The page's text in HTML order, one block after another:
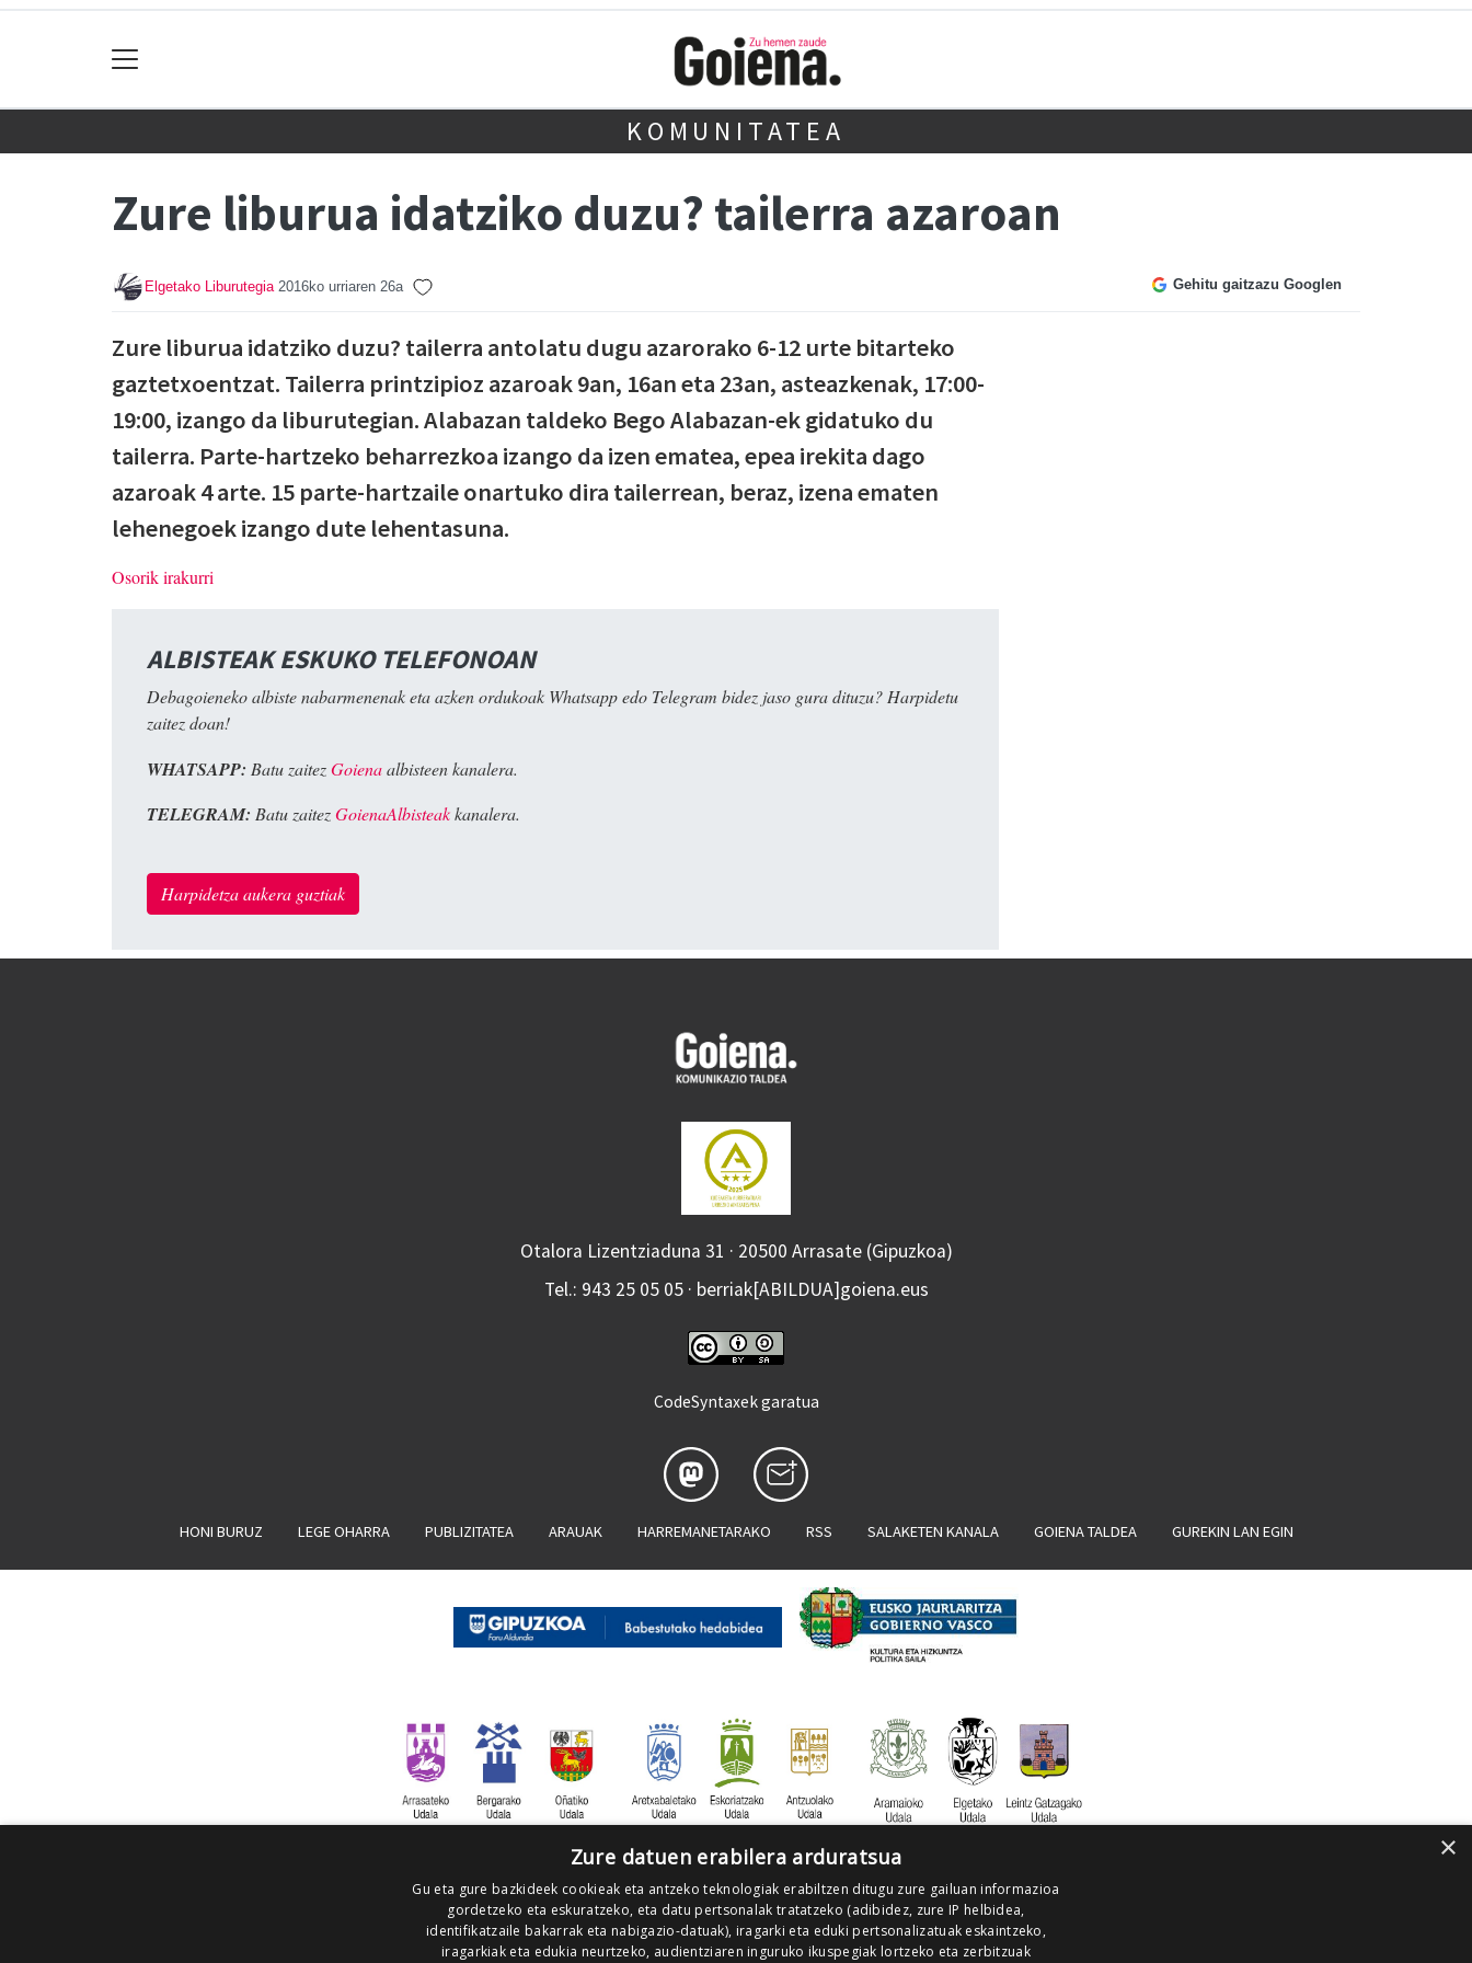
KOMUNITATEA
Zure liburua idatziko duzu? tailerra azaroan
Elgetako Liburutegia 2016ko urriaren 26a Gehitu gaitzazu Googlen
Zure liburua idatziko duzu? tailerra antolatu dugu azarorako 6-12 urte bitarteko
gaztetxoentzat. Tailerra printzipioz azaroak 9an, 16an eta 23an, asteazkenak, 17:00-
19:00, izango da liburutegian. Alabazan taldeko Bego Alabazan-ek gidatuko du
tailerra. Parte-hartzeko beharrezkoa izango da izen ematea, epea irekita dago
azaroak 4 arte. 15 parte-hartzaile onartuko dira tailerrean, beraz, izena ematen
lehenegoek izango dute lehentasuna.
Osorik irakurri
ALBISTEAK ESKUKO TELEFONOAN
Debagoieneko albiste nabarmenenak eta azken ordukoak Whatsapp edo Telegram bidez jaso gura dituzu? Harpidetu
zaitez doan!
WHATSAPP: Batu zaitezGoienaalbisteen kanalera.
TELEGRAM: Batu zaitezGoienaAlbisteakkanalera.
Harpidetza aukera guztiak
Otalora Lizentziaduna 31 · 20500 Arrasate (Gipuzkoa)
Tel.: 943 25 05 05 · berriak[ABILDUA]goiena.eus
CodeSyntaxek garatua
HONI BURUZ LEGE OHARRA PUBLIZITATEA ARAUAK HARREMANETARAKO RSS SALAKETEN KANALA GOIENA TALDEA GUREKIN LAN EGIN
×
Zure datuen erabilera arduratsua
Gu eta gure bazkideek cookieak eta antzeko teknologiak erabiltzen ditugu zure gailuan informazioa
gordetzeko eta eskuratzeko, eta datu pertsonalak tratatzeko (adibidez, zure IP helbidea,
identifikatzaile bakarrak eta nabigazio-datuak), iragarki eta eduki pertsonalizatuak eskaintzeko,
iragarkiak eta edukia neurtzeko, audientziaren inguruko ikuspegiak lortzeko eta zerbitzuak